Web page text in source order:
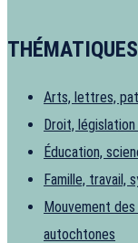
THÉMATIQUES
Arts, lettres,
Droit,
Éducation,
Famille, travail,
Mouvement
autochtones